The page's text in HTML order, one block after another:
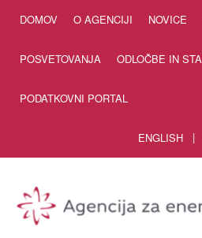
DOMOV O AGENCIJI NOVICE
POSVETOVANJA ODLOČBE IN
PODATKOVNI PORTAL
ENGLISH